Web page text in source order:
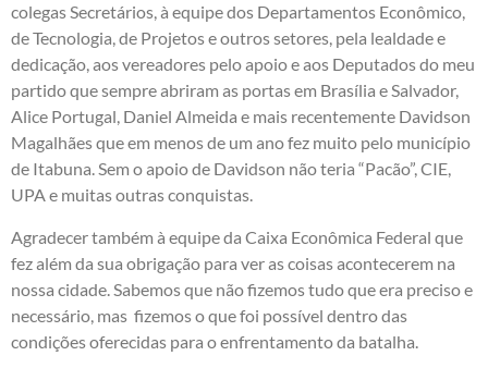
colegas Secretários, à equipe dos Departamentos Econômico,
de Tecnologia, de Projetos e outros setores, pela lealdade e
dedicação, aos vereadores pelo apoio e aos Deputados do meu
partido que sempre abriram as portas em Brasília e Salvador,
Alice Portugal, Daniel Almeida e mais recentemente Davidson
Magalhães que em menos de um ano fez muito pelo município
de Itabuna. Sem o apoio de Davidson não teria “Pacão”, CIE,
UPA e muitas outras conquistas.
Agradecer também à equipe da Caixa Econômica Federal que
fez além da sua obrigação para ver as coisas acontecerem na
nossa cidade. Sabemos que não fizemos tudo que era preciso e
necessário, mas fizemos o que foi possível dentro das
condições oferecidas para o enfrentamento da batalha.